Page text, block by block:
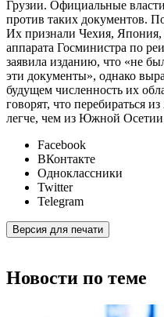
Грузии. Официальные
против таких документов.
Их признали Чехия, Япония,
аппарата Госминистра по
заявила изданию, что «не
эти документы», однако
будущем численность их
говорят, что перебираться
легче, чем из Южной
Facebook
ВКонтакте
Одноклассники
Twitter
Telegram
Версия для печати
Новости по теме